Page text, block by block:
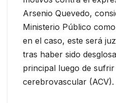
Arsenio Quevedo,
Ministerio Público
en el caso, este será
tras haber sido
principal luego de
cerebrovascular (ACV).